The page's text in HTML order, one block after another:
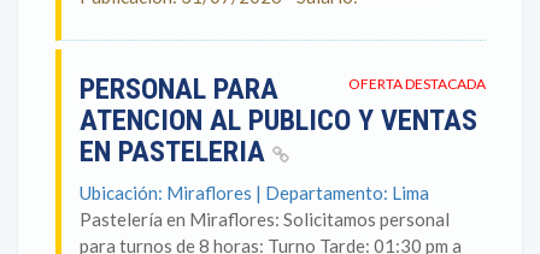
OFERTA DESTACADA
PERSONAL PARA
ATENCION AL PUBLICO Y VENTAS
EN PASTELERIA
Ubicación: Miraflores | Departamento: Lima
Pastelería en Miraflores: Solicitamos personal
para turnos de 8 horas: Turno Tarde: 01:30 pm a